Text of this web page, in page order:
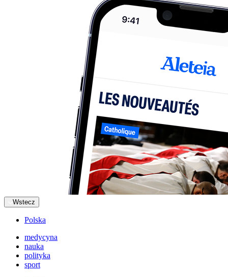
Wstecz
Polska
medycyna
nauka
polityka
sport